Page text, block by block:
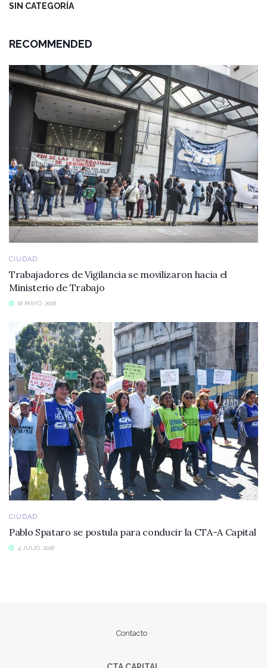
SIN CATEGORÍA
RECOMMENDED
CIUDAD
Trabajadores de Vigilancia se movilizaron hacia el
Ministerio de Trabajo
18 MAYO, 2018
CIUDAD
Pablo Spataro se postula para conducir la CTA-A Capital
4 JULIO, 2018
Contacto